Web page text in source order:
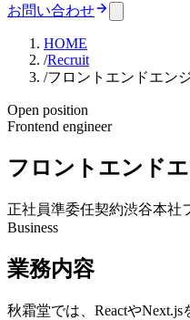
お問い合わせ
HOME
/Recruit
/フロントエンドエン
Open position
Frontend engineer
フロントエンド
正社員準委任契約渋谷本社
Business
業務内容
秋霜堂では、Reactや